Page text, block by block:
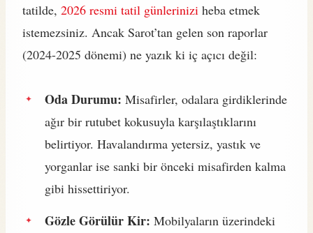
tatilde, 2026 resmi tatil günlerinizi heba etmek
istemezsiniz. Ancak Sarot’tan gelen son raporlar
(2024-2025 dönemi) ne yazık ki iç açıcı değil:
Oda Durumu: Misafirler, odalara girdiklerinde
ağır bir rutubet kokusuyla karşılaştıklarını
belirtiyor. Havalandırma yetersiz, yastık ve
yorganlar ise sanki bir önceki misafirden kalma
gibi hissettiriyor.
Gözle Görülür Kir: Mobilyaların üzerindeki